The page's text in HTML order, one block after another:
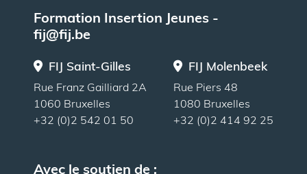
Formation Insertion Jeunes -
fij@fij.be
FIJ Saint-Gilles
Rue Franz Gailliard 2A
1060 Bruxelles
+32 (0)2 542 01 50
FIJ Molenbeek
Rue Piers 48
1080 Bruxelles
+32 (0)2 414 92 25
Avec le soutien de :